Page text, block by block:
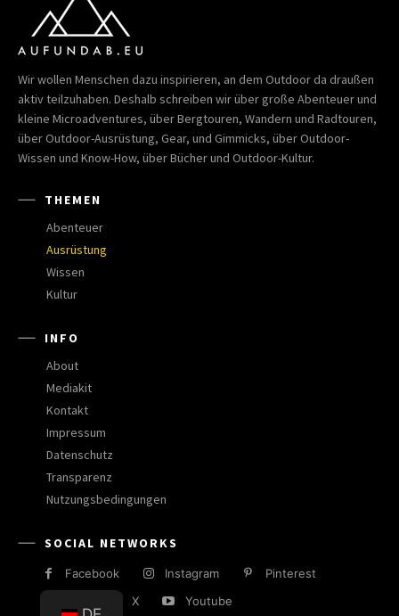
Wir wollen Menschen dazu inspirieren, an dem Outdoor da draußen
aktiv teilzuhaben. Deshalb schreiben wir über große Abenteuer und
kleine Microadventures, über Bergtouren, Wandern und Radtouren,
über Outdoor-Ausrüstung, Gear, und Gimmicks, über Outdoor-
Wissen und Know-How, über Bücher und Outdoor-Kultur.
THEMEN
Abenteuer
Ausrüstung
Wissen
Kultur
INFO
About
Mediakit
Kontakt
Impressum
Datenschutz
Transparenz
Nutzungsbedingungen
SOCIAL NETWORKS
Facebook Instagram
Pinterest
X Youtube